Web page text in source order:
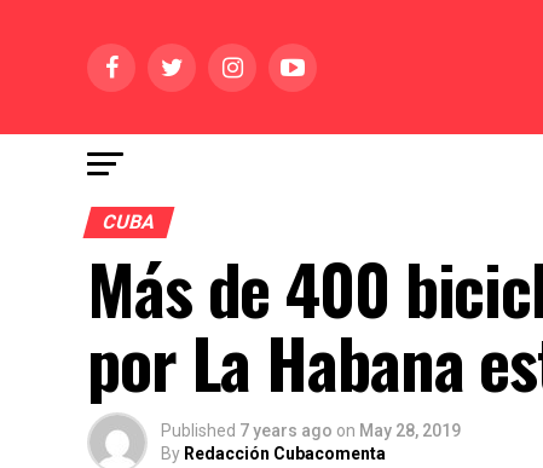
CUBA
Más de 400
por La Habana
Published 7 years ago on May 28, 2019
By Redacción Cubacomenta